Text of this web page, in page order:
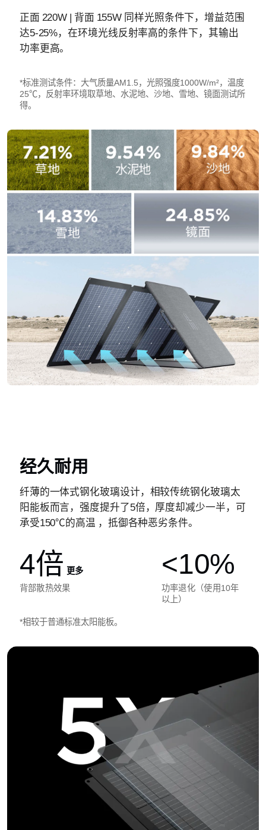
正面 220W | 背面 155W 同样光照条件下，增益范围
达5-25%，在环境光线反射率高的条件下，其输出
功率更高。
*标准测试条件：大气质量AM1.5，光照强度1000W/m²，温度
25℃，反射率环境取草地、水泥地、沙地、雪地、镜面测试所
得。
经久耐用
纤薄的一体式钢化玻璃设计，相较传统钢化玻璃太
阳能板而言，强度提升了5倍，厚度却减少一半，可
承受150℃的高温 ，抵御各种恶劣条件。
4倍 更多
背部散热效果
<10%
功率退化（使用10年
以上）
*相较于普通标准太阳能板。